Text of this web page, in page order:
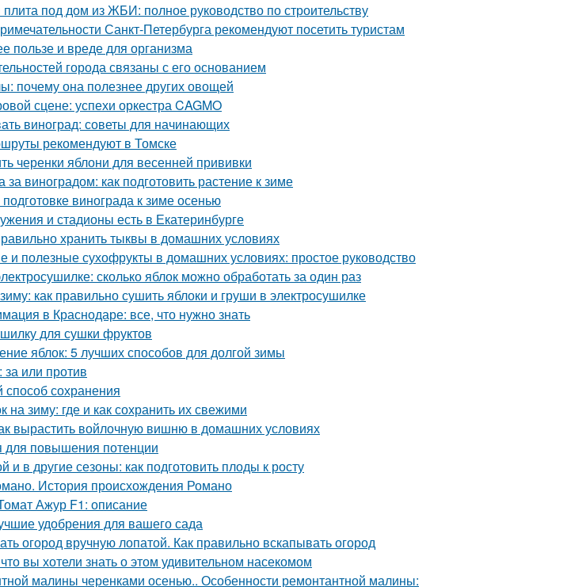
под дом из ЖБИ: полное руководство по строительству
Санкт-Петербурга рекомендуют посетить туристам
пользе и вреде для организма
города связаны с его основанием
почему она полезнее других овощей
сцене: успехи оркестра CAGMO
виноград: советы для начинающих
рекомендуют в Томске
черенки яблони для весенней прививки
виноградом: как подготовить растение к зиме
винограда к зиме осенью
и стадионы есть в Екатеринбурге
хранить тыквы в домашних условиях
и полезные сухофрукты в домашних условиях: простое руководство
сколько яблок можно обработать за один раз
как правильно сушить яблоки и груши в электросушилке
в Краснодаре: все, что нужно знать
для сушки фруктов
яблок: 5 лучших способов для долгой зимы
или против
сохранения
на зиму: где и как сохранить их свежими
вырастить войлочную вишню в домашних условиях
для повышения потенции
и в другие сезоны: как подготовить плоды к росту
История происхождения Романо
Ажур F1: описание
удобрения для вашего сада
огород вручную лопатой. Как правильно вскапывать огород
вы хотели знать о этом удивительном насекомом
малины черенками осенью.. Особенности ремонтантной малины: